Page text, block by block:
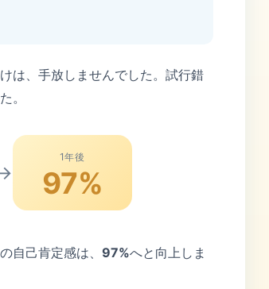
は、手放しませんでした。試行錯
。
1年後
97%
自己肯定感は、 97%へと向上しま